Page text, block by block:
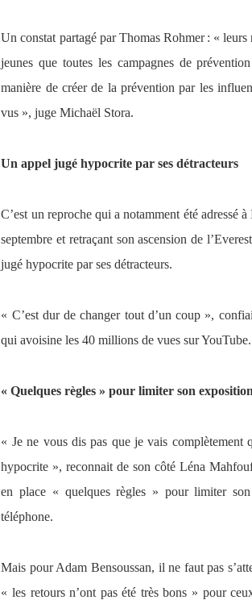
Un constat partagé par Thomas Rohmer : « leurs
jeunes que toutes les campagnes de
manière de créer de la prévention par les
vus », juge Michaël Stora.
Un appel jugé hypocrite par ses détracteurs
C’est un reproche qui a notamment été
septembre et retraçant son ascension de
jugé hypocrite par ses détracteurs.
« C’est dur de changer tout d’un coup »,
qui avoisine les 40 millions de vues sur
« Quelques règles » pour limiter son exposition
« Je ne vous dis pas que je vais complètement
hypocrite », reconnait de son côté Léna
en place « quelques règles » pour limiter
téléphone.
Mais pour Adam Bensoussan, il ne faut pas
« les retours n’ont pas été très bons » pour